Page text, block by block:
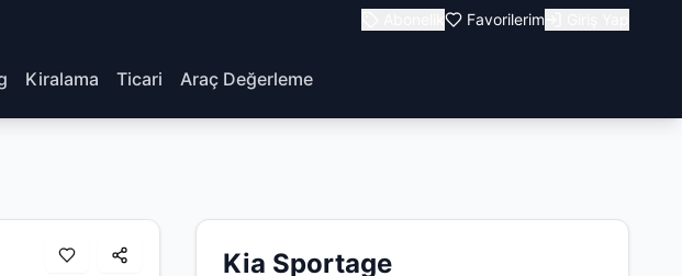
Favorilerim
Kiralama Ticari Araç Değerleme
Kia Sportage